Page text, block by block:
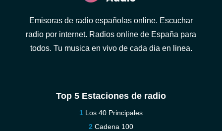
Emisoras de radio españolas online. Escuchar
radio por internet. Radios online de España para
todos. Tu musica en vivo de cada dia en linea.
Top 5 Estaciones de radio
Los 40 Principales
Cadena 100